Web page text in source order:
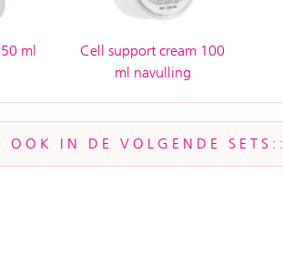
ml
Cell support cream 100
ml navulling
OOK IN DE VOLGENDE SETS::